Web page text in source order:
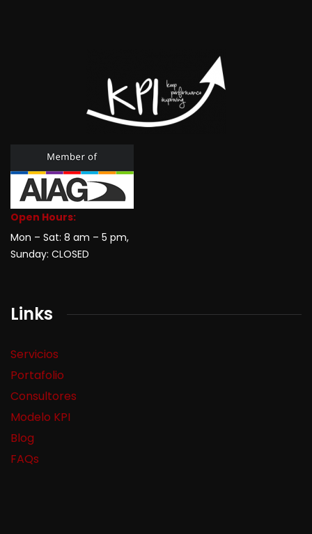
Open Hours:
Mon – Sat: 8 am – 5 pm,
Sunday: CLOSED
Links
Servicios
Portafolio
Consultores
Modelo KPI
Blog
FAQs